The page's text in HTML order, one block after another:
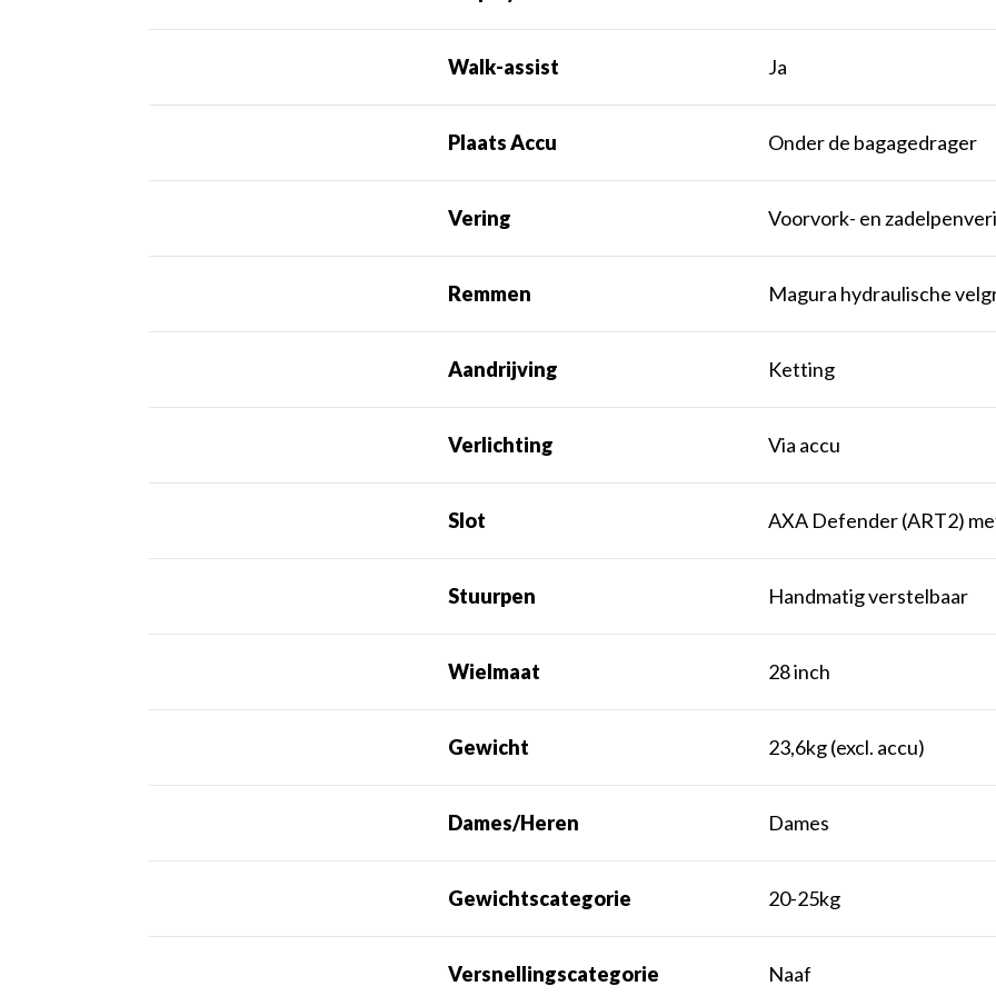
Walk-assist Ja
Plaats Accu Onder de bagagedrager
Vering Voorvork- en
Remmen Magura hydraulische
Aandrijving Ketting
Verlichting Via accu
Slot AXA Defender (ART2)
Stuurpen Handmatig verstelbaar
Wielmaat 28 inch
Gewicht 23,6kg (excl. accu)
Dames/Heren Dames
Gewichtscategorie 20-25kg
Versnellingscategorie Naaf